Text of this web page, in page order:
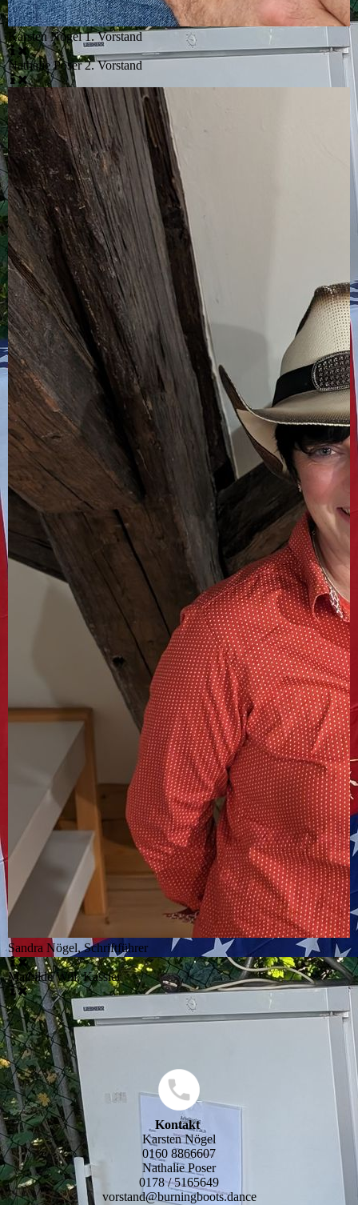
Karsten Nögel 1. Vorstand
Nathalie Poser 2. Vorstand
Sandra Nögel, Schriftführer
Mathilde Will, Kassier
Kontakt
Karsten Nögel
0160 8866607
Nathalie Poser
0178 / 5165649
vorstand@burningboots.dance